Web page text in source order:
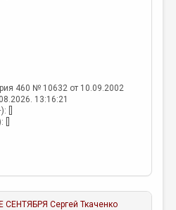
460 № 10632 от 10.09.2002
13:16:21
[]
СЕНТЯБРЯ Сергей Ткаченко